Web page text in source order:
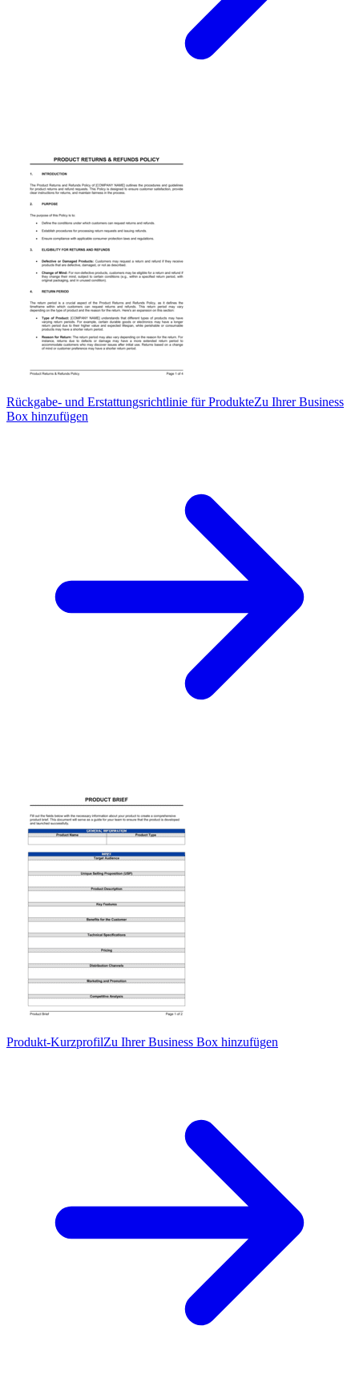
Rückgabe- und Erstattungsrichtlinie für ProdukteZu Ihrer Business
Box hinzufügen
Produkt-KurzprofilZu Ihrer Business Box hinzufügen